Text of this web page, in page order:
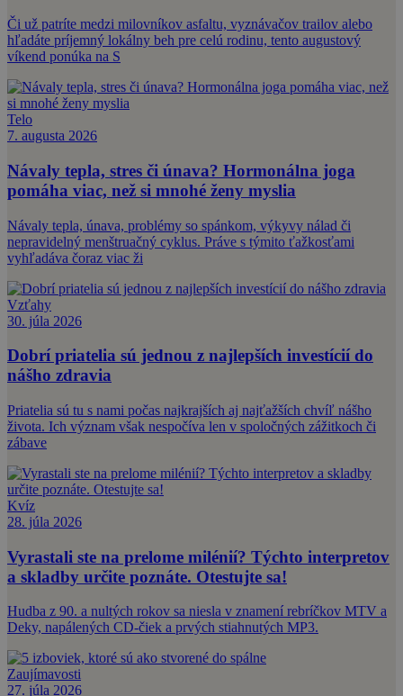
Či už patríte medzi milovníkov asfaltu, vyznávačov trailov alebo
hľadáte príjemný lokálny beh pre celú rodinu, tento augustový
víkend ponúka na S
Telo
7. augusta 2026
Návaly tepla, stres či únava? Hormonálna joga
pomáha viac, než si mnohé ženy myslia
Návaly tepla, únava, problémy so spánkom, výkyvy nálad či
nepravidelný menštruačný cyklus. Práve s týmito ťažkosťami
vyhľadáva čoraz viac ži
Vzťahy
30. júla 2026
Dobrí priatelia sú jednou z najlepších investícií do
nášho zdravia
Priatelia sú tu s nami počas najkrajších aj najťažších chvíľ nášho
života. Ich význam však nespočíva len v spoločných zážitkoch či
zábave
Kvíz
28. júla 2026
Vyrastali ste na prelome milénií? Týchto interpretov
a skladby určite poznáte. Otestujte sa!
Hudba z 90. a nultých rokov sa niesla v znamení rebríčkov MTV a
Deky, napálených CD-čiek a prvých stiahnutých MP3.
Zaujímavosti
27. júla 2026